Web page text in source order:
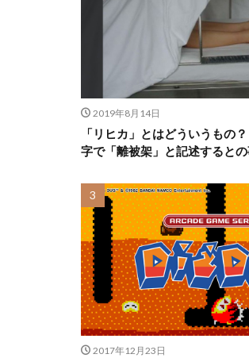
2019年8月14日
「リヒカ」とはどういうもの
字で「離被架」と記述するとの
2017年12月23日